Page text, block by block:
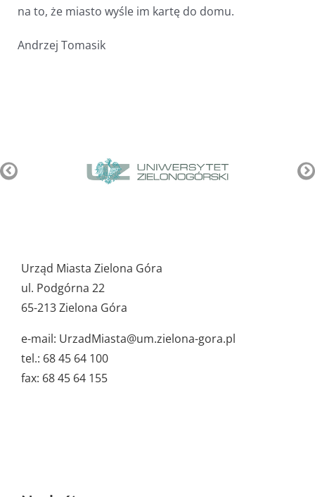
na to, że miasto wyśle im kartę do domu.
Andrzej Tomasik
ważne
dane
Urząd Miasta Zielona Góra
ul. Podgórna 22
65-213 Zielona Góra
e-mail: UrzadMiasta@um.zielona-gora.pl
tel.: 68 45 64 100
fax: 68 45 64 155